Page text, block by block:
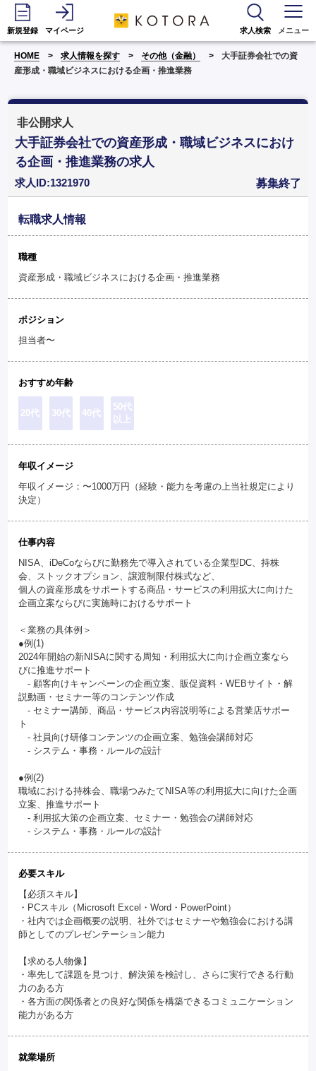
新規登録 マイページ 求人検索 メニュー
HOME 求人情報を探す その他（金融）
大手証券会社での資
産形成・職域ビジネスにおける企画・推進業務
非公開求人
大手証券会社での資産形成・職域ビジネスにおけ
る企画・推進業務の求人
求人ID:1321970 募集終了
転職求人情報
職種
資産形成・職域ビジネスにおける企画・推進業務
ポジション
担当者〜
おすすめ年齢
20代 30代 40代
50代
以上
年収イメージ
年収イメージ：〜1000万円（経験・能力を考慮の上当社規定により
決定）
仕事内容
NISA、iDeCoならびに勤務先で導入されている企業型DC、持株
会、ストックオプション、譲渡制限付株式など、
個人の資産形成をサポートする商品・サービスの利用拡大に向けた
企画立案ならびに実施時におけるサポート
＜業務の具体例＞
●例(1)
2024年開始の新NISAに関する周知・利用拡大に向け企画立案なら
びに推進サポート
- 顧客向けキャンペーンの企画立案、販促資料・WEBサイト・解
説動画・セミナー等のコンテンツ作成
- セミナー講師、商品・サービス内容説明等による営業店サポー
ト
- 社員向け研修コンテンツの企画立案、勉強会講師対応
- システム・事務・ルールの設計
●例(2)
職域における持株会、職場つみたてNISA等の利用拡大に向けた企画
立案、推進サポート
- 利用拡大策の企画立案、セミナー・勉強会の講師対応
- システム・事務・ルールの設計
必要スキル
【必須スキル】
・PCスキル（Microsoft Excel・Word・PowerPoint）
・社内では企画概要の説明、社外ではセミナーや勉強会における講
師としてのプレゼンテーション能力
【求める人物像】
・率先して課題を見つけ、解決策を検討し、さらに実行できる行動
力のある方
・各方面の関係者との良好な関係を構築できるコミュニケーション
能力がある方
就業場所